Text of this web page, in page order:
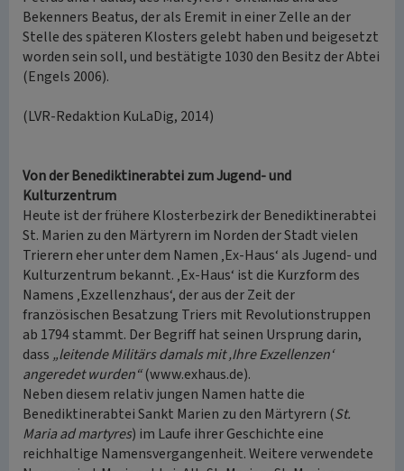
Bekenners Beatus, der als Eremit in einer Zelle an der
Stelle des späteren Klosters gelebt haben und beigesetzt
worden sein soll, und bestätigte 1030 den Besitz der Abtei
(Engels 2006).
(LVR-Redaktion KuLaDig, 2014)
Von der Benediktinerabtei zum Jugend- und
Kulturzentrum
Heute ist der frühere Klosterbezirk der Benediktinerabtei
St. Marien zu den Märtyrern im Norden der Stadt vielen
Trierern eher unter dem Namen ‚Ex-Haus‘ als Jugend- und
Kulturzentrum bekannt. ‚Ex-Haus‘ ist die Kurzform des
Namens ‚Exzellenzhaus‘, der aus der Zeit der
französischen Besatzung Triers mit Revolutionstruppen
ab 1794 stammt. Der Begriff hat seinen Ursprung darin,
dass „leitende Militärs damals mit ‚Ihre Exzellenzen‘
angeredet wurden“(www.exhaus.de).
Neben diesem relativ jungen Namen hatte die
Benediktinerabtei Sankt Marien zu den Märtyrern (St.
Maria ad martyres) im Laufe ihrer Geschichte eine
reichhaltige Namensvergangenheit. Weitere verwendete